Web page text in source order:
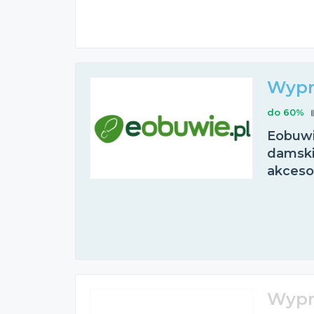
do 60%